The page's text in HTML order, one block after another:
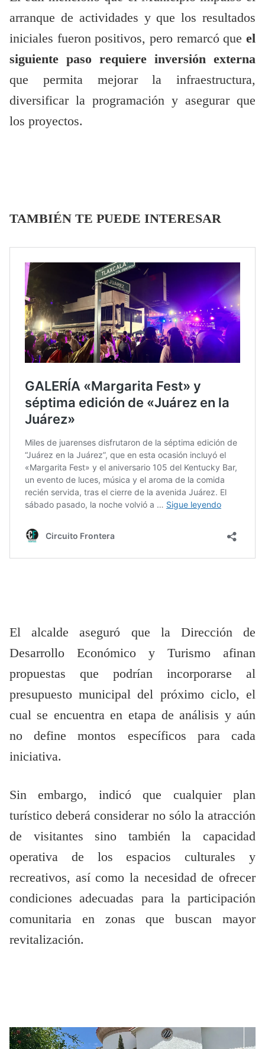
arranque de actividades y que los resultados
iniciales fueron positivos, pero remarcó que el
siguiente paso requiere inversión externa
que permita mejorar la infraestructura,
diversificar la programación y asegurar que
los proyectos.
TAMBIÉN TE PUEDE INTERESAR
El alcalde aseguró que la Dirección de
Desarrollo Económico y Turismo afinan
propuestas que podrían incorporarse al
presupuesto municipal del próximo ciclo, el
cual se encuentra en etapa de análisis y aún
no define montos específicos para cada
iniciativa.
Sin embargo, indicó que cualquier plan
turístico deberá considerar no sólo la atracción
de visitantes sino también la capacidad
operativa de los espacios culturales y
recreativos, así como la necesidad de ofrecer
condiciones adecuadas para la participación
comunitaria en zonas que buscan mayor
revitalización.